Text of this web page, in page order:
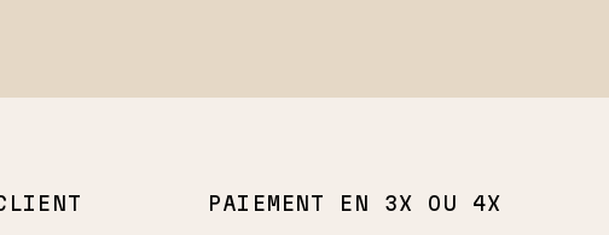
PAIEMENT EN 3X OU 4X